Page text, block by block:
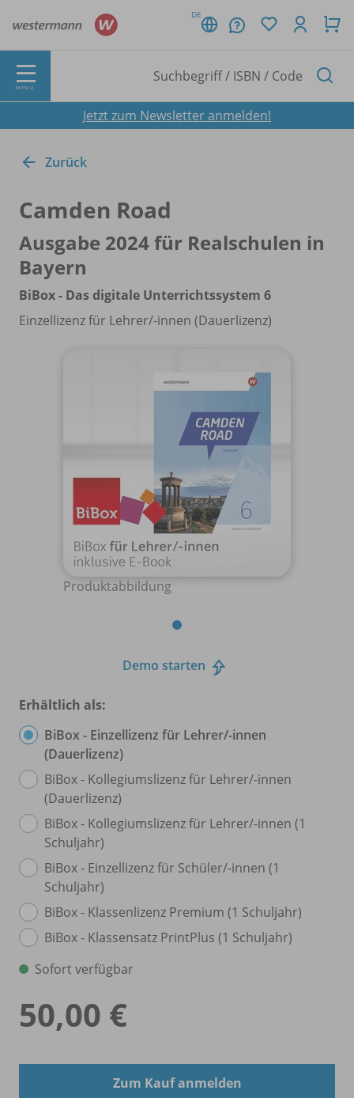
DE
MENÜ
Jetzt zum Newsletter anmelden!
Zurück
Camden Road
Ausgabe 2024 für Realschulen in
Bayern
BiBox - Das digitale Unterrichtssystem 6
Einzellizenz für Lehrer/-innen (Dauerlizenz)
Produktabbildung
Demo starten
Erhältlich als:
BiBox - Einzellizenz für Lehrer/-innen
(Dauerlizenz)
BiBox - Kollegiumslizenz für Lehrer/-innen
(Dauerlizenz)
BiBox - Kollegiumslizenz für Lehrer/-innen (1
Schuljahr)
BiBox - Einzellizenz für Schüler/-innen (1
Schuljahr)
BiBox - Klassenlizenz Premium (1 Schuljahr)
BiBox - Klassensatz PrintPlus (1 Schuljahr)
Sofort verfügbar
50,00 €
Zum Kauf anmelden